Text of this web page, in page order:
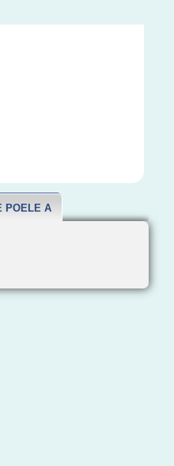
POELE A